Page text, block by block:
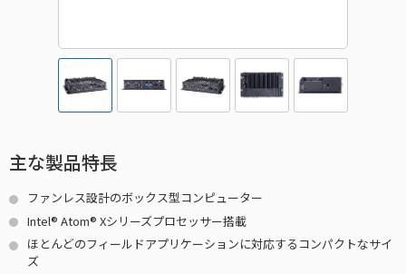
主な製品特長
ファンレス設計のボックス型コンピューター
Intel® Atom® Xシリーズプロセッサー搭載
ほとんどのフィールドアプリケーションに対応するコンパクトなサイ
ズ